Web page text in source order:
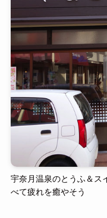
宇奈月温泉のとうふ＆ス
べて疲れを癒やそう